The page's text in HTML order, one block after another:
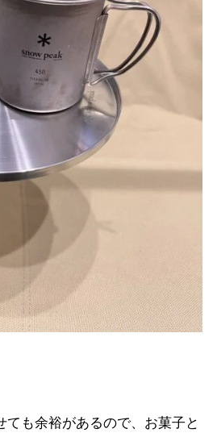
ても余裕があるので、お菓子と